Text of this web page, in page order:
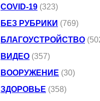
COVID-19 (323)
БЕЗ РУБРИКИ (769)
БЛАГОУСТРОЙСТВО
ВИДЕО (357)
ВООРУЖЕНИЕ (30)
ЗДОРОВЬЕ (358)